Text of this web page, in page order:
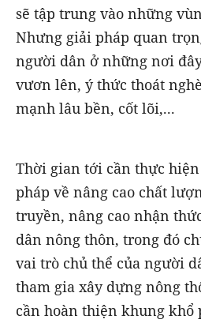
sẽ tập trung vào những
Nhưng giải pháp quan
người dân ở những nơi
vươn lên, ý thức thoát
mạnh lâu bền, cốt lõi,...
Thời gian tới cần thực
pháp về nâng cao chất
truyền, nâng cao nhận
dân nông thôn, trong đó
vai trò chủ thể của người
tham gia xây dựng nông
cần hoàn thiện khung khổ